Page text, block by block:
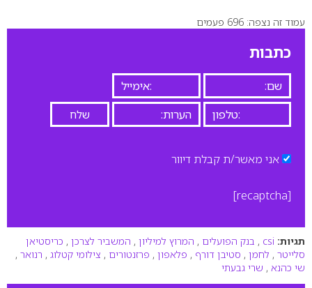
0
עמוד זה נצפה: 696 פעמים
כתבות
אני מאשר/ת קבלת דיוור
[recaptcha]
תגיות: csi
, בנק הפועלים , המרוץ למיליון , המשביר לצרכן , כריסטיאן
סלייטר , לחמן , סטיבן דורף , פלאפון , פרזנטורים , צילומי קטלוג , רנואר ,
שי כהנא , שרי גבעתי